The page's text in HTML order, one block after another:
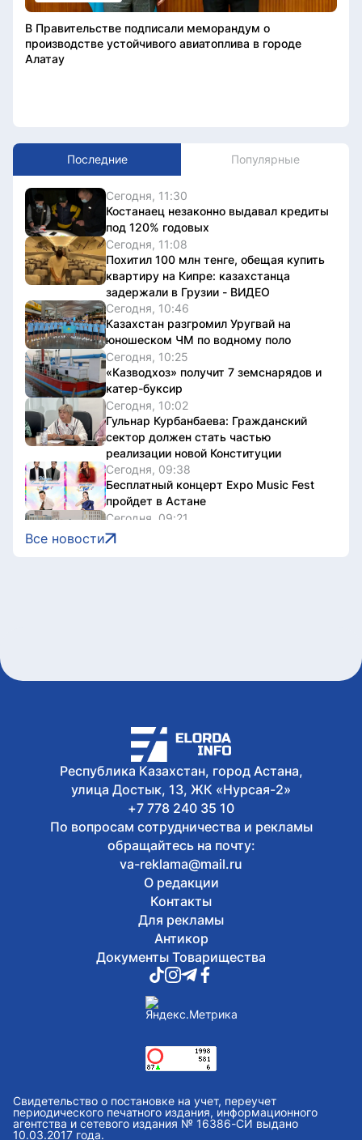
В Правительстве подписали меморандум о
производстве устойчивого авиатоплива в городе
Алатау
Последние Популярные
Сегодня, 11:30
Костанаец незаконно выдавал кредиты
под 120% годовых
Сегодня, 11:08
Похитил 100 млн тенге, обещая купить
квартиру на Кипре: казахстанца
задержали в Грузии - ВИДЕО
Сегодня, 10:46
Казахстан разгромил Уругвай на
юношеском ЧМ по водному поло
Сегодня, 10:25
«Казводхоз» получит 7 земснарядов и
катер-буксир
Сегодня, 10:02
Гульнар Курбанбаева: Гражданский
сектор должен стать частью
реализации новой Конституции
Сегодня, 09:38
Бесплатный концерт Expo Music Fest
пройдет в Астане
Сегодня, 09:21
Казахстан стал лучшей страной
Сегодня, 08:49
Все новости
Республика Казахстан, город Астана,
улица Достык, 13, ЖК «Нурсая-2»
+7 778 240 35 10
По вопросам сотрудничества и рекламы
обращайтесь на почту:
va-reklama@mail.ru
О редакции
Контакты
Для рекламы
Антикор
Документы Товарищества
Свидетельство о постановке на учет, переучет
периодического печатного издания, информационного
агентства и сетевого издания № 16386-СИ выдано
10.03.2017 года.